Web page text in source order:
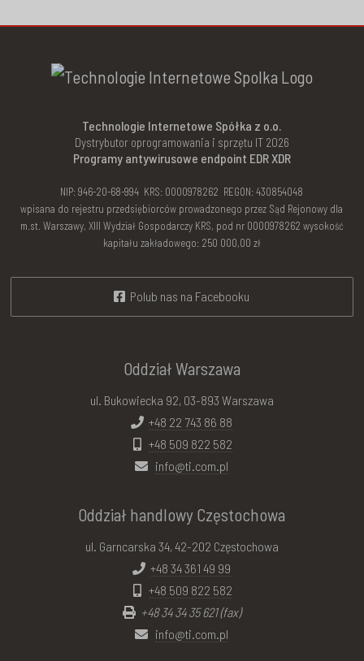
Technologie Internetowe Spółka z o.o.
Dystrybutor oprogramowania i sprzętu IT 2026
Programy antywirusowe endpoint EDR XDR
NIP: 946-20-68-994 KRS: 0000978262 REGON: 430854048
wpisana do rejestru przedsiębiorców prowadzonego przez Sąd Rejonowy dla
m.st. Warszawy, XIII Wydział Gospodarczy KRS, pod nr 0000978262 wysokość
kapitału zakładowego: 250 000,00 zł
Polub nas na Facebooku
Oddział Warszawa
ul. Bukowiecka 92, 03-893 Warszawa
+48 22 743 86 88
+48 509 822 582
info@ti.com.pl
Oddział handlowy Częstochowa
ul. Garncarska 34, 42-202 Częstochowa
+48 34 361 49 99
+48 509 822 582
+48 34 34 35 621 (fax)
info@ti.com.pl